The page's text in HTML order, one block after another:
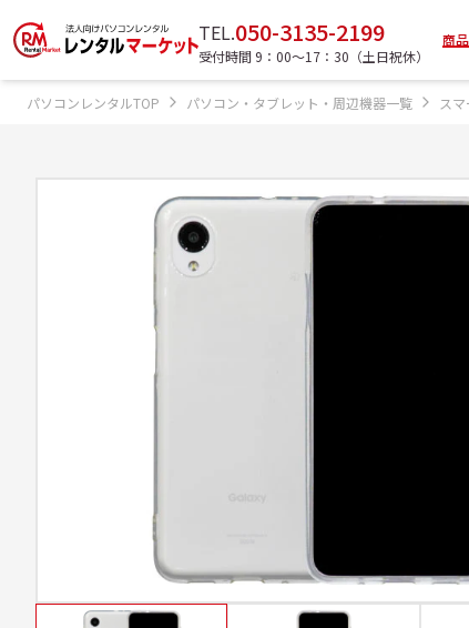
TEL.050-3135-2199
受付時間 9：00〜17：30（土日祝休）
商
パソコンレンタルTOP パソコン・タブレット・周辺機器一覧 ス